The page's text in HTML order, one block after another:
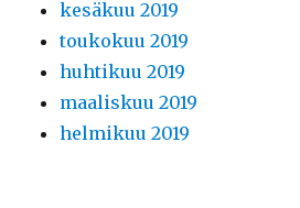
kesäkuu 2019
toukokuu 2019
huhtikuu 2019
maaliskuu 2019
helmikuu 2019